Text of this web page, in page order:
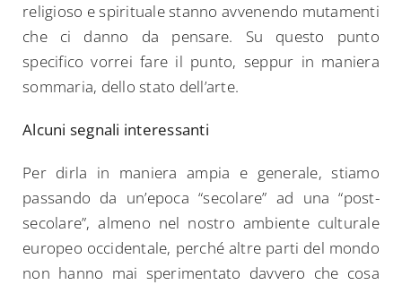
religioso e spirituale stanno avvenendo mutamenti
che ci danno da pensare. Su questo punto
specifico vorrei fare il punto, seppur in maniera
sommaria, dello stato dell’arte.
Alcuni segnali interessanti
Per dirla in maniera ampia e generale, stiamo
passando da un’epoca “secolare” ad una “post-
secolare”, almeno nel nostro ambiente culturale
europeo occidentale, perché altre parti del mondo
non hanno mai sperimentato davvero che cosa